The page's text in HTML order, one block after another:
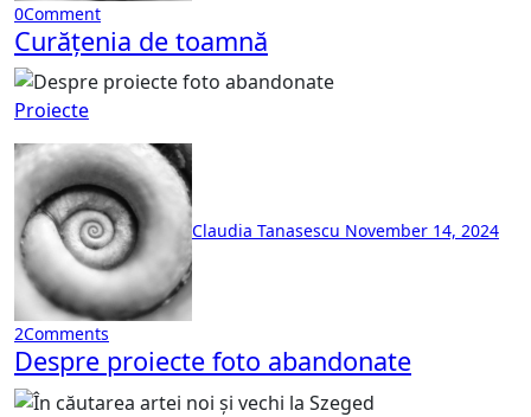
0Comment
Curățenia de toamnă
Proiecte
Claudia Tanasescu November 14, 2024
2Comments
Despre proiecte foto abandonate